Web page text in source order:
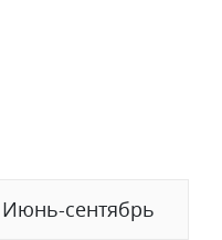
Июнь-сентябрь